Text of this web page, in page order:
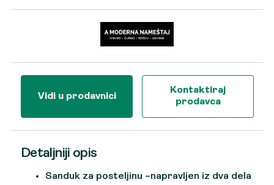
82.000 RSD.
cena
je:
55.500 RSD.
Vidi u prodavnici
Kontaktiraj
prodavca
Detaljniji opis
Sanduk za posteljinu –napravljen iz dva dela